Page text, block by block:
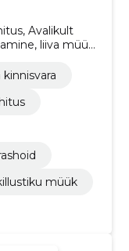
Avalikult
liiva müük,
kinnisvara
müük